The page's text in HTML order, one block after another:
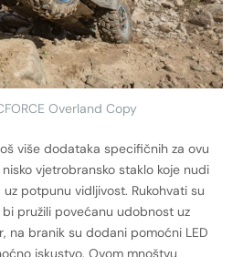
Overland Copy
više dodataka specifičnih za ovu
vjetrobransko staklo koje nudi
potpunu vidljivost. Rukohvati su
pružili povećanu udobnost uz
na branik su dodani pomoćni LED
iskustvo. Ovom mnoštvu